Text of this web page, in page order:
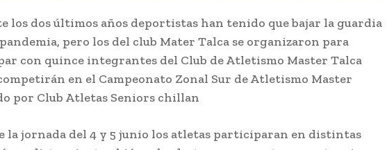
los dos últimos años deportistas han tenido que bajar la guardia
pero los del club Mater Talca se organizaron para
con quince integrantes del Club de Atletismo Master Talca
en el Campeonato Zonal Sur de Atletismo Master
por Club Atletas Seniors chillan
la jornada del 4 y 5 junio los atletas participaran en distintas